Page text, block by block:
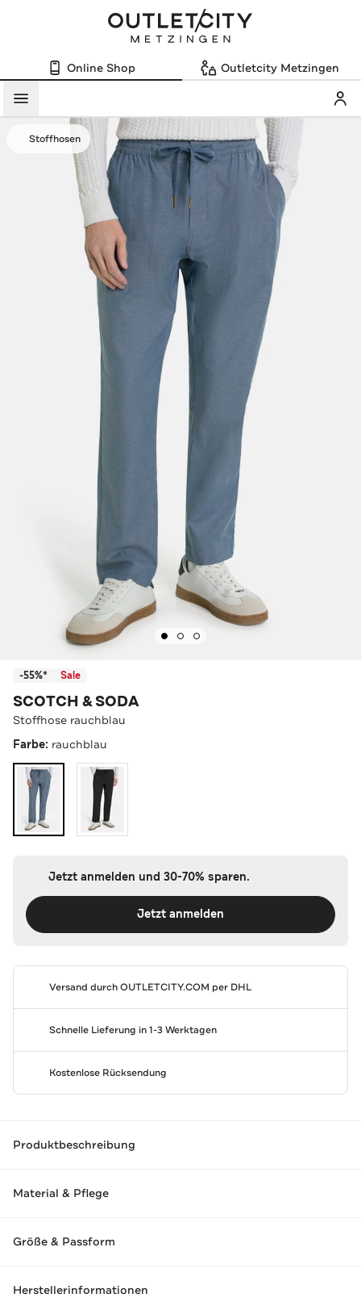
Online Shop Outletcity Metzingen
Menü
Stoffhosen
-55%* Sale
SCOTCH & SODA
Stoffhose rauchblau
Farbe: rauchblau
Jetzt anmelden und 30-70% sparen.
Jetzt anmelden
Versand durchOUTLETCITY.COM per DHL
Schnelle Lieferung in 1-3 Werktagen
Kostenlose Rücksendung
Produktbeschreibung
Material & Pflege
Größe & Passform
Herstellerinformationen